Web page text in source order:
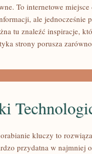
To internetowe
ale jednocześnie
tu znaleźć inspiracje,
strony porusza
kluczy to
przydatna w najmniej